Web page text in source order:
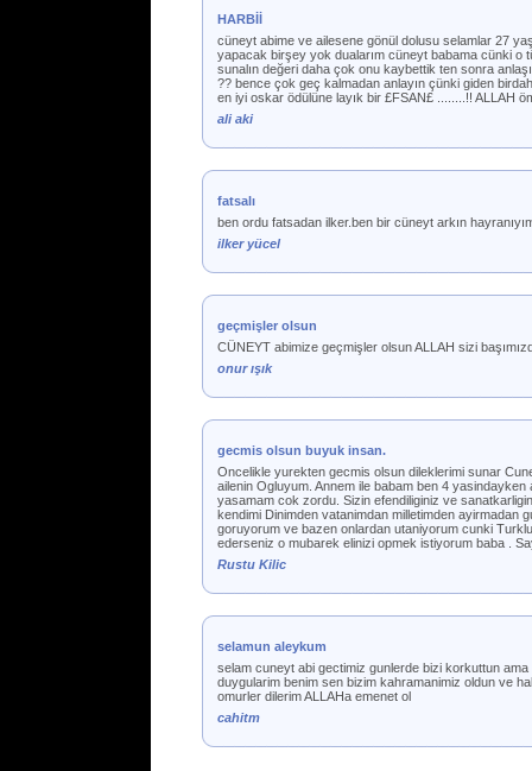
HARBİİ
cüneyt abime ve ailesene gönül dolusu selamlar 27
yapacak birşey yok dualarım cüneyt babama cünki o
sunalın değeri daha çok onu kaybettik ten sonra
?? bence çok geç kalmadan anlayın çünki giden
en iyi oskar ödülüne layık bir £FSAN£ ........!! ALLAH
ali aki
fatsalı
ben ordu fatsadan ilker.ben bir cüneyt arkın
ilker yücel
geçmişler olsun
CÜNEYT abimize geçmişler olsun ALLAH sizi
onur ışık
gecmis olsun buyuk insan.
Oncelikle yurekten gecmis olsun dileklerimi sunar
ailenin Ogluyum. Annem ile babam ben 4
yasamam cok zordu. Sizin efendiliginiz ve
kendimi Dinimden vatanimdan milletimden
goruyorum ve bazen onlardan utaniyorum cunki
ederseniz o mubarek elinizi opmek istiyorum baba .
Rustu Kilic
selamun aleykum
selam cuneyt abi gectimiz gunlerde bizi korkuttun
duygularim benim sen bizim kahramanimiz oldun ve
omurler dilerim ALLAHa emenet ol
cahitm